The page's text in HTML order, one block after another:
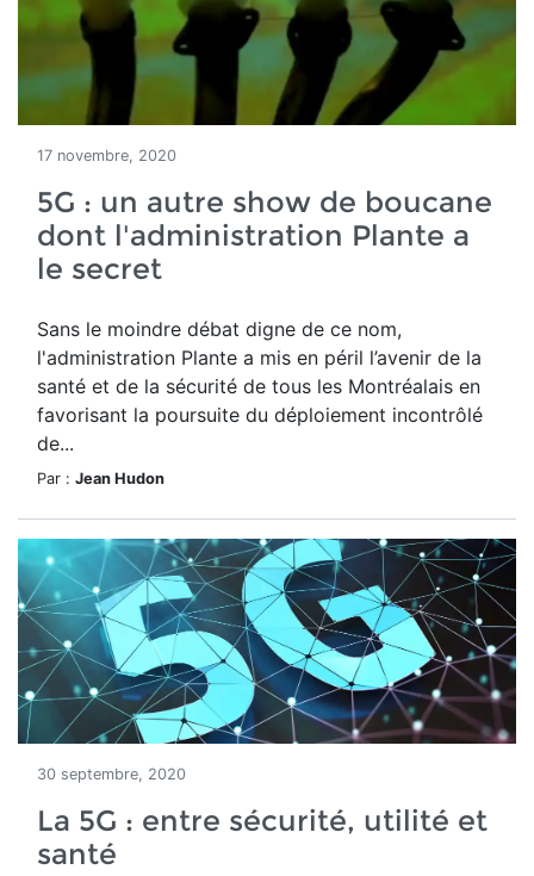
17 novembre, 2020
5G : un autre show de boucane
dont l'administration Plante a
le secret
Sans le moindre débat digne de ce nom,
l'administration Plante a mis en péril l’avenir de la
santé et de la sécurité de tous les Montréalais en
favorisant la poursuite du déploiement incontrôlé
de...
Par : Jean Hudon
30 septembre, 2020
La 5G : entre sécurité, utilité et
santé